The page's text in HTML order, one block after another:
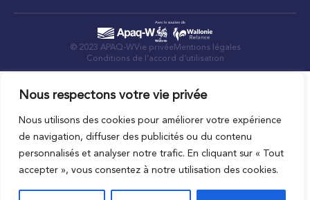
Nous respectons votre vie privée
Nous utilisons des cookies pour améliorer votre expérience
de navigation, diffuser des publicités ou du contenu
personnalisés et analyser notre trafic. En cliquant sur « Tout
accepter », vous consentez à notre utilisation des cookies.
© 2023 APAQ-WVie privée Mentions légales
Conditions de l’accord d’utilisation